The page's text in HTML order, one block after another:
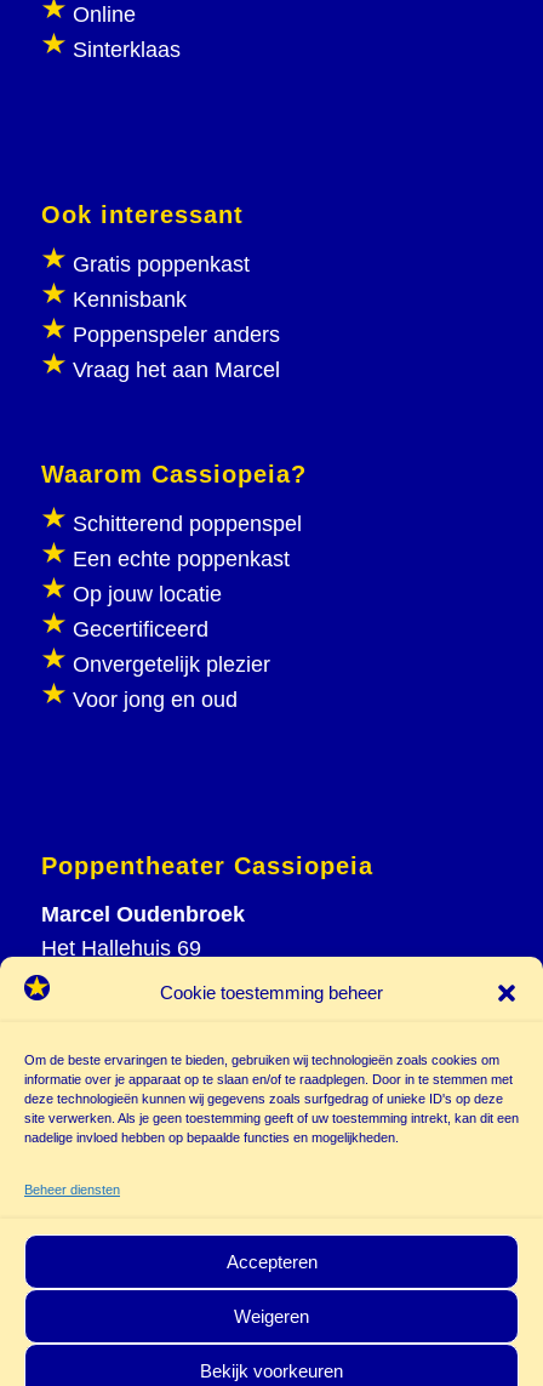
Cookie toestemming beheer
Om de beste ervaringen te bieden, gebruiken wij technologieën zoals cookies om
informatie over je apparaat op te slaan en/of te raadplegen. Door in te stemmen met
deze technologieën kunnen wij gegevens zoals surfgedrag of unieke ID's op deze
site verwerken. Als je geen toestemming geeft of uw toestemming intrekt, kan dit een
nadelige invloed hebben op bepaalde functies en mogelijkheden.
Beheer diensten
Accepteren
Weigeren
Bekijk voorkeuren
Online
Sinterklaas
Ook interessant
Gratis poppenkast
Kennisbank
Poppenspeler anders
Vraag het aan Marcel
Waarom Cassiopeia?
Schitterend poppenspel
Een echte poppenkast
Op jouw locatie
Gecertificeerd
Onvergetelijk plezier
Voor jong en oud
Poppentheater Cassiopeia
Marcel Oudenbroek
Het Hallehuis 69
3823 VH Amersfoort
M 06 20 26 94 61
info@
poppentheatercassiopeia.nl
© Copyright - Poppentheater Cassiopeia | Deze site is beschermd door